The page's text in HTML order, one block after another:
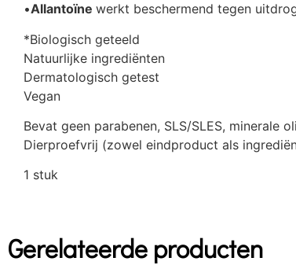
•Allantoïne werkt beschermend tegen
*Biologisch geteeld
Natuurlijke ingrediënten
Dermatologisch getest
Vegan
Bevat geen parabenen, SLS/SLES,
Dierproefvrij (zowel eindproduct als
1 stuk
Gerelateerde producten